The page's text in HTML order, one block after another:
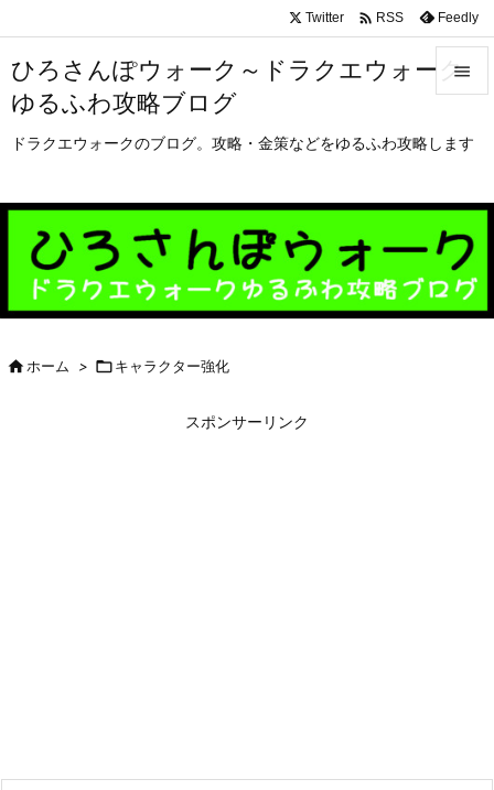
ひろさんぽウォーク～ドラクエウォーク
ゆるふわ攻略ブログ
ドラクエウォークのブログ。攻略・金策などをゆるふわ攻略します

メニュ

前へ

次へ
Twitter  RSS Feedly
ホーム > キャラクター強化
スポンサーリンク